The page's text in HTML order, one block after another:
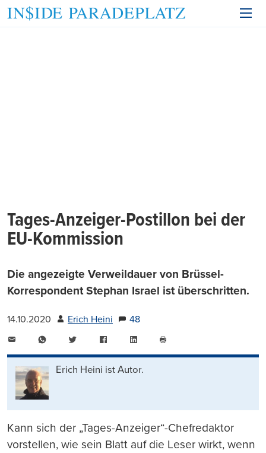
Tages-Anzeiger-Postillon bei der
EU-Kommission
Die angezeigte Verweildauer von Brüssel-
Korrespondent Stephan Israel ist überschritten.
14.10.2020 Erich Heini
48
WhatsAppTwitter FacebookLinkedIn
drucken
Erich Heini ist Autor.
Kann sich der „Tages-Anzeiger“-Chefredaktor
vorstellen, wie sein Blatt auf die Leser wirkt, wenn